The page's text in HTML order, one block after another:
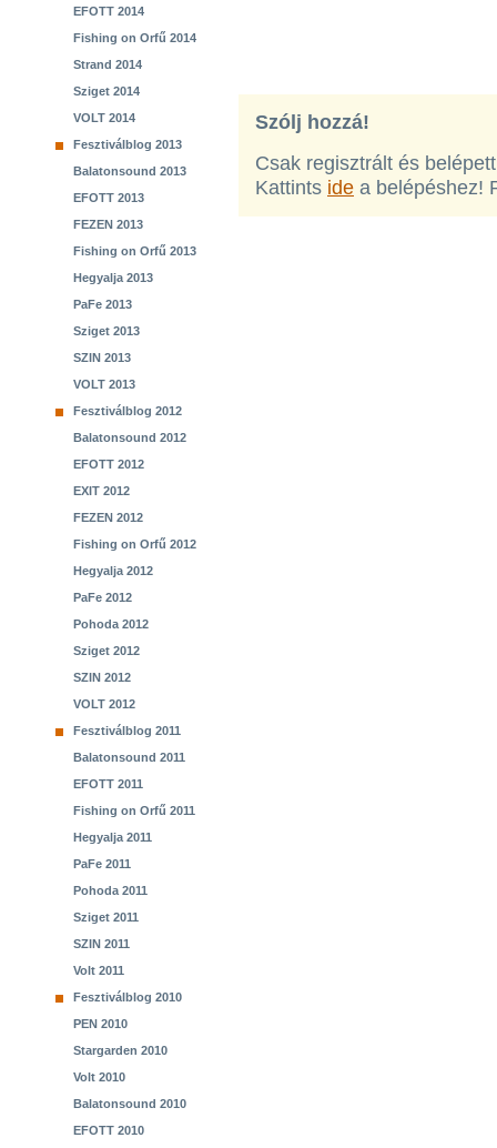
EFOTT 2014
Fishing on Orfű 2014
Strand 2014
Sziget 2014
VOLT 2014
Fesztiválblog 2013
Balatonsound 2013
EFOTT 2013
FEZEN 2013
Fishing on Orfű 2013
Hegyalja 2013
PaFe 2013
Sziget 2013
SZIN 2013
VOLT 2013
Fesztiválblog 2012
Balatonsound 2012
EFOTT 2012
EXIT 2012
FEZEN 2012
Fishing on Orfű 2012
Hegyalja 2012
PaFe 2012
Pohoda 2012
Sziget 2012
SZIN 2012
VOLT 2012
Fesztiválblog 2011
Balatonsound 2011
EFOTT 2011
Fishing on Orfű 2011
Hegyalja 2011
PaFe 2011
Pohoda 2011
Sziget 2011
SZIN 2011
Volt 2011
Fesztiválblog 2010
PEN 2010
Stargarden 2010
Volt 2010
Balatonsound 2010
EFOTT 2010
Szólj hozzá!
Csak regisztrált és
Kattints ide a belépéshez!